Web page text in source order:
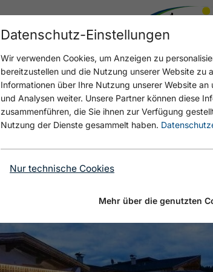
Datenschutz-Einstellungen
Wir verwenden Cookies, um Anzeigen zu
bereitzustellen und die Nutzung unserer Website zu
Informationen über Ihre Nutzung unserer Website
und Analysen weiter. Unsere Partner können diese
zusammenführen, die Sie ihnen zur Verfügung
Nutzung der Dienste gesammelt haben.
Nur technische Cookies
Mehr über die genutzten